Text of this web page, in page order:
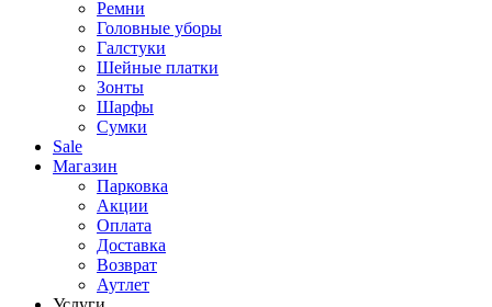
Ремни
Головные уборы
Галстуки
Шейные платки
Зонты
Шарфы
Сумки
Sale
Магазин
Парковка
Акции
Оплата
Доставка
Возврат
Аутлет